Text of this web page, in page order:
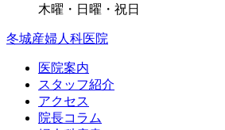
木曜・日曜・祝日
冬城産婦人科医院
医院案内
スタッフ紹介
アクセス
院長コラム